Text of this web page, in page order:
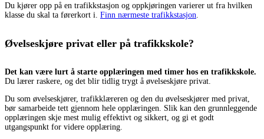
Du kjører opp på en trafikkstasjon og oppkjøringen varierer ut fra hvilken
klasse du skal ta førerkort i. Finn nærmeste trafikkstasjon
Øvelseskjøre privat eller på trafikkskole?
Det kan være lurt å starte opplæringen med timer hos en trafikkskole.
Du lærer raskere, og det blir tidlig trygt å øvelseskjøre privat.
Du som øvelseskjører, trafikklæreren og den du øvelseskjører med privat,
bør samarbeide tett gjennom hele opplæringen. Slik kan den grunnleggende
opplæringen skje mest mulig effektivt og sikkert, og gi et godt
utgangspunkt for videre opplæring.